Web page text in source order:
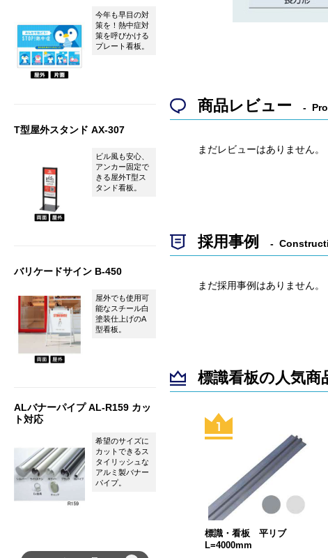
商品レビュー
まだレビューはありません。
採用事例
まだ採用事例はありません。
標識看板の人気商
標識・看板 平リブ
L=4000mm
今年も早目の対
策を！熱中症対
策を呼びかける
プレート看板。
T型屋外スタンド AX-307
ビル風も安心、
アンカー固定で
きる屋外T型ス
タンド看板。
バリケードサイン B-450
屋外でも使用可
能なスチール白
塗装仕上げのA
型看板。
ALバナーパイプ AL-R159 カッ
ト対応
希望のサイズに
カットできるス
タイリッシュな
アルミ製バナー
パイプ。